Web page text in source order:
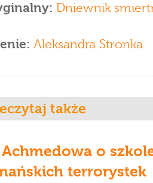
Dniewnik
Aleksandra Stronka
także
o
terrorystek